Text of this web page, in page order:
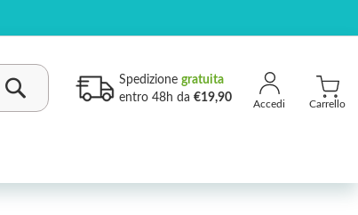
Carrello
Spedizione gratuita
entro 48h da €19,90